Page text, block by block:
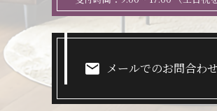
メールでのお問合わせ